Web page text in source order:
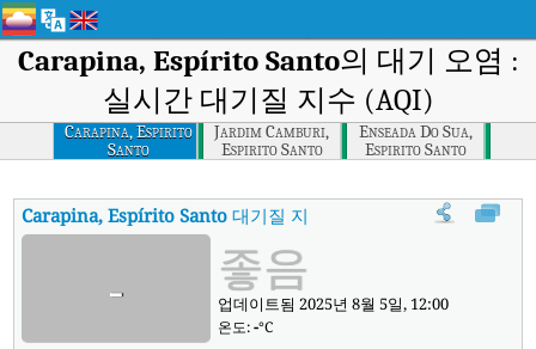
Carapina, Espírito Santo의 대기 오염 :
실시간 대기질 지수 (AQI)
Carapina, Espirito
Santo
Jardim Camburi,
Espirito Santo
Enseada Do Sua,
Espirito Santo
Carapina, Espírito Santo 대기질 지수 Carapina, Espírito Santo실
- 좋음
업데이트됨 2025년 8월 5일, 12:00
온도:-°C